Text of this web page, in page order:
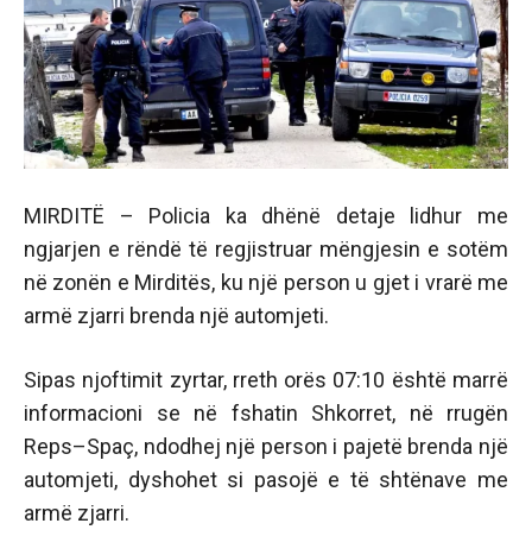
MIRDITË – Policia ka dhënë detaje lidhur me
ngjarjen e rëndë të regjistruar mëngjesin e sotëm
në zonën e Mirditës, ku një person u gjet i vrarë me
armë zjarri brenda një automjeti.
Sipas njoftimit zyrtar, rreth orës 07:10 është marrë
informacioni se në fshatin Shkorret, në rrugën
Reps–Spaç, ndodhej një person i pajetë brenda një
automjeti, dyshohet si pasojë e të shtënave me
armë zjarri.